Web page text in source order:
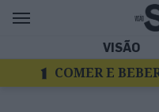
VISÃO
COMER E